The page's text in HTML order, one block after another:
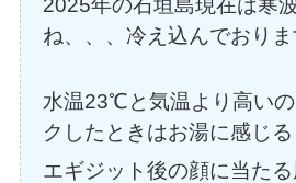
2025年の石垣島現在は寒
ね、、、冷え込んでおりま
水温23℃と気温より高い
クしたときはお湯に感じ
エギジット後の顔に当た